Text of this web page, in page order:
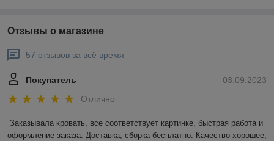
Отзывы о магазине
57 отзывов за всё время
03.09.2023
Покупатель
Отлично
Заказывала кровать, все соответствует картинке, быстрая работа и
оформление заказа. Доставка, сборка бесплатно. Качество хорошее,